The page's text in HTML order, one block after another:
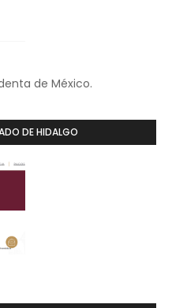
de México.
DE HIDALGO